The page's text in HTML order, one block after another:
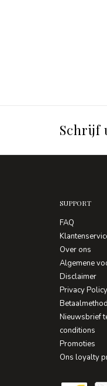
Schrijf
SUPPORT
FAQ
Over ons
Algemene
Disclaimer
Privacy Policy
Nieuwsbrief
conditions
Promoties
Ons loyalty